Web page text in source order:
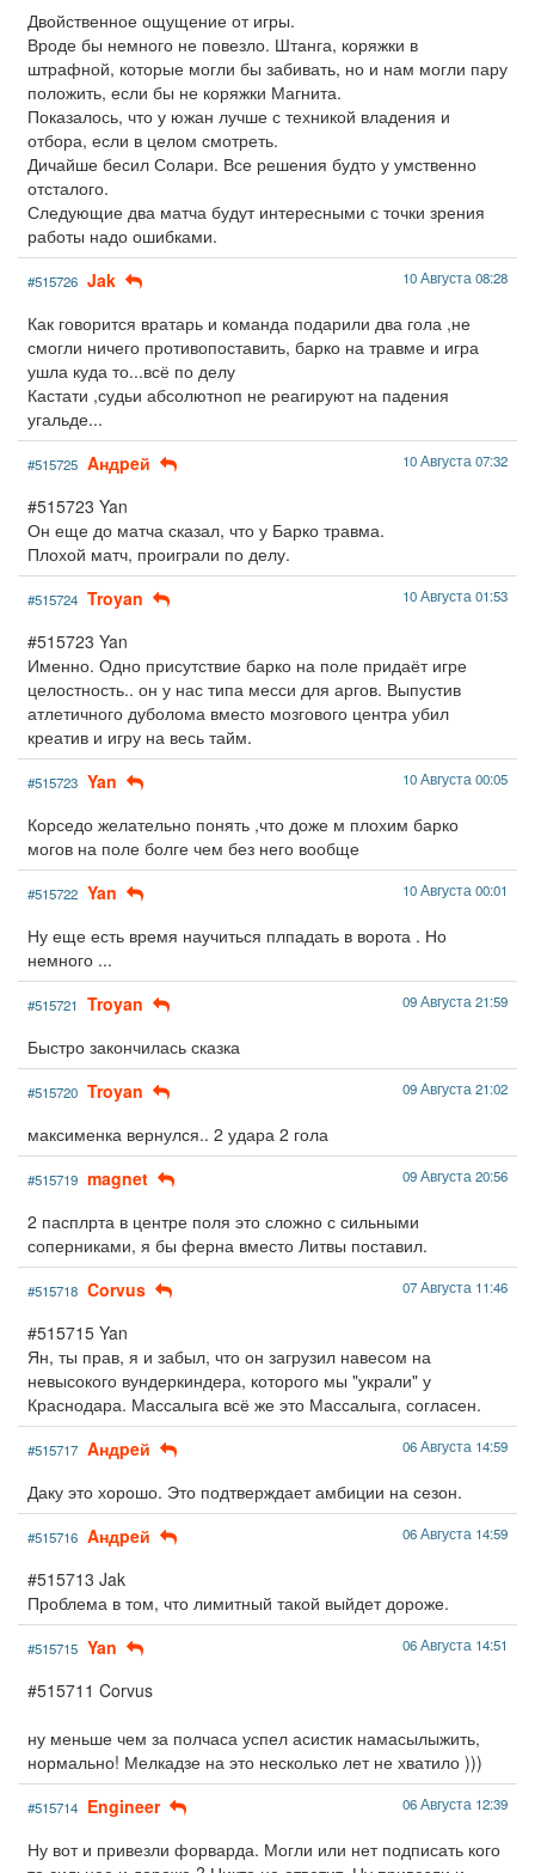
Двойственное ощущение от игры.
Вроде бы немного не повезло. Штанга, коряжки в
штрафной, которые могли бы забивать, но и нам могли пару
положить, если бы не коряжки Магнита.
Показалось, что у южан лучше с техникой владения и
отбора, если в целом смотреть.
Дичайше бесил Солари. Все решения будто у умственно
отсталого.
Следующие два матча будут интересными с точки зрения
работы надо ошибками.
#515726 Jak 10 Августа 08:28
Как говорится вратарь и команда подарили два гола ,не
смогли ничего противопоставить, барко на травме и игра
ушла куда то...всё по делу
Кастати ,судьи абсолютноп не реагируют на падения
угальде...
#515725 Aндpeй 10 Августа 07:32
#515723 Yan
Он еще до матча сказал, что у Барко травма.
Плохой матч, проиграли по делу.
#515724 Troyan 10 Августа 01:53
#515723 Yan
Именно. Одно присутствие барко на поле придаёт игре
целостность.. он у нас типа месси для аргов. Выпустив
атлетичного дуболома вместо мозгового центра убил
креатив и игру на весь тайм.
#515723 Yan 10 Августа 00:05
Корседо желательно понять ,что доже м плохим барко
могов на поле болге чем без него вообще
#515722 Yan 10 Августа 00:01
Ну еще есть время научиться плпадать в ворота . Но
немного ...
#515721 Troyan 09 Августа 21:59
Быстро закончилась сказка
#515720 Troyan 09 Августа 21:02
максименка вернулся.. 2 удара 2 гола
#515719 magnet 09 Августа 20:56
2 пасплрта в центре поля это сложно с сильными
соперниками, я бы ферна вместо Литвы поставил.
#515718 Corvus 07 Августа 11:46
#515715 Yan
Ян, ты прав, я и забыл, что он загрузил навесом на
невысокого вундеркиндера, которого мы "украли" у
Краснодара. Массалыга всё же это Массалыга, согласен.
#515717 Aндpeй 06 Августа 14:59
Даку это хорошо. Это подтверждает амбиции на сезон.
#515716 Aндpeй 06 Августа 14:59
#515713 Jak
Проблема в том, что лимитный такой выйдет дороже.
#515715 Yan 06 Августа 14:51
#515711 Corvus
ну меньше чем за полчаса успел асистик намасылыжить,
нормально! Мелкадзе на это несколько лет не хватило )))
#515714 Engineer 06 Августа 12:39
Ну вот и привезли форварда. Могли или нет подписать кого